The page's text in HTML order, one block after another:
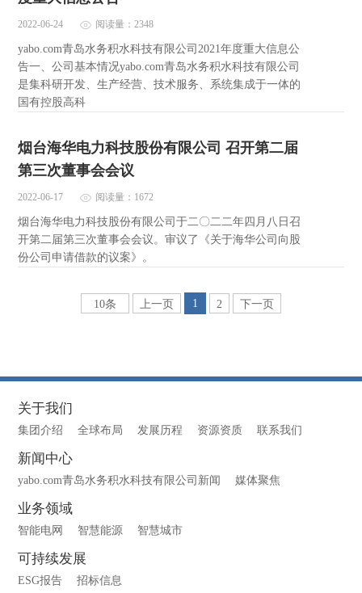
2022-06-24 阅读量：2348
yabo.com青岛水务积水科技有限公司2021年度重大信息公
告一、公司基本情况yabo.com青岛水务积水科技有限公司
是集科研开发、生产经营、技术服务、系统集成于一体的
国有控股高科
烟台海华电力科技股份有限公司 召开第二届
第三次董事会会议
2022-06-17 阅读量：1672
烟台海华电力科技股份有限公司于二〇二二年四月八日召
开第二届第三次董事会会议。审议了《关于海华公司向股
份公司申请借款的议案》。
10条 上一页 1 2 下一页
关于我们
集团介绍 全球布局 发展历程 资源资质 联系我们
新闻中心
yabo.com青岛水务积水科技有限公司新闻 媒体聚焦
业务领域
智能电网 智慧能源 智慧城市
可持续发展
ESG报告 招标信息